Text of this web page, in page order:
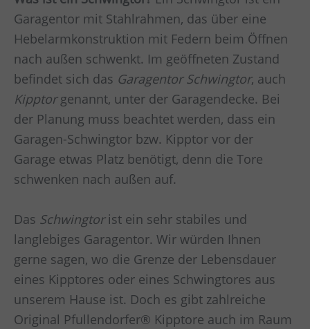
Garagentor mit Stahlrahmen, das über eine
Hebelarmkonstruktion mit Federn beim Öffnen
nach außen schwenkt. Im geöffneten Zustand
befindet sich das Garagentor Schwingtor, auch
Kipptorgenannt, unter der Garagendecke. Bei
der Planung muss beachtet werden, dass ein
Garagen-Schwingtor bzw. Kipptor vor der
Garage etwas Platz benötigt, denn die Tore
schwenken nach außen auf.
Das Schwingtor ist ein sehr stabiles und
langlebiges Garagentor. Wir würden Ihnen
gerne sagen, wo die Grenze der Lebensdauer
eines Kipptores oder eines Schwingtores aus
unserem Hause ist. Doch es gibt zahlreiche
Original Pfullendorfer® Kipptore auch im Raum